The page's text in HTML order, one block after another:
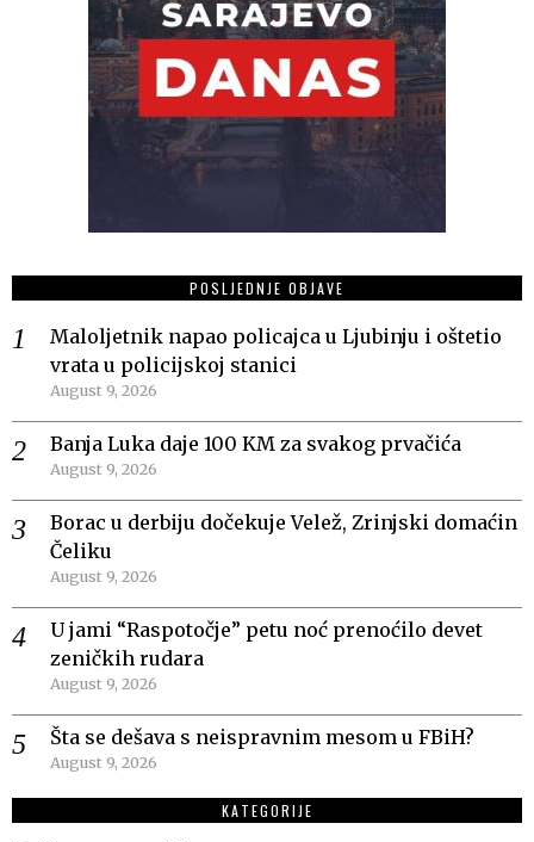
POSLJEDNJE OBJAVE
Maloljetnik napao policajca u Ljubinju i oštetio
vrata u policijskoj stanici
August 9, 2026
Banja Luka daje 100 KM za svakog prvačića
August 9, 2026
Borac u derbiju dočekuje Velež, Zrinjski domaćin
Čeliku
August 9, 2026
U jami “Raspotočje” petu noć prenoćilo devet
zeničkih rudara
August 9, 2026
Šta se dešava s neispravnim mesom u FBiH?
August 9, 2026
KATEGORIJE